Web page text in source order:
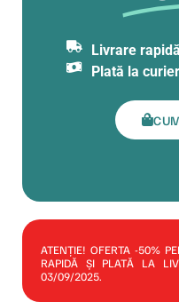
Livrare rapidă
Plată la curier
ATENȚIE! OFERTA -50%
RAPIDĂ ȘI PLATĂ LA
03/09/2025.